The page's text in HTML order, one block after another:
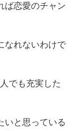
ば恋愛のチャン
なれないわけで
でも充実した
いと思っている